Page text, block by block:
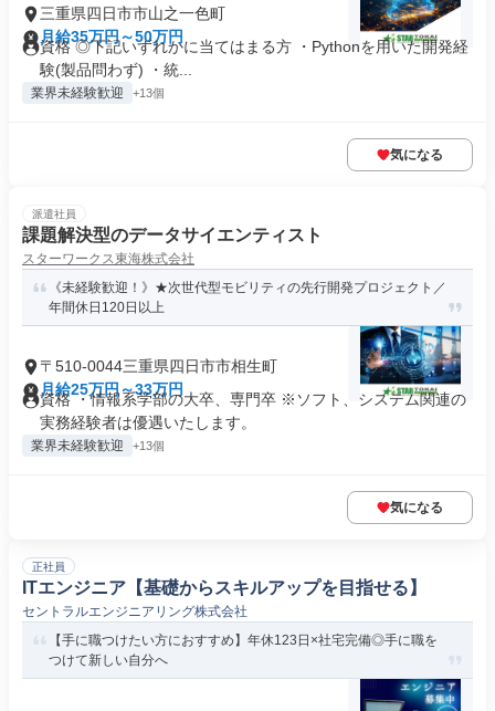
三重県四日市市山之一色町
月給35万円～50万円
資格 ◎下記いずれかに当てはまる方 ・Pythonを用いた開発経
験(製品問わず) ・統...
業界未経験歓迎 +13個
気になる
派遣社員
課題解決型のデータサイエンティスト
スターワークス東海株式会社
《未経験歓迎！》★次世代型モビリティの先行開発プロジェクト／
年間休日120日以上
〒510-0044三重県四日市市相生町
月給25万円～33万円
資格 ・情報系学部の大卒、専門卒 ※ソフト、システム関連の
実務経験者は優遇いたします。
業界未経験歓迎 +13個
気になる
正社員
ITエンジニア【基礎からスキルアップを目指せる】
セントラルエンジニアリング株式会社
【手に職つけたい方におすすめ】年休123日×社宅完備◎手に職を
つけて新しい自分へ